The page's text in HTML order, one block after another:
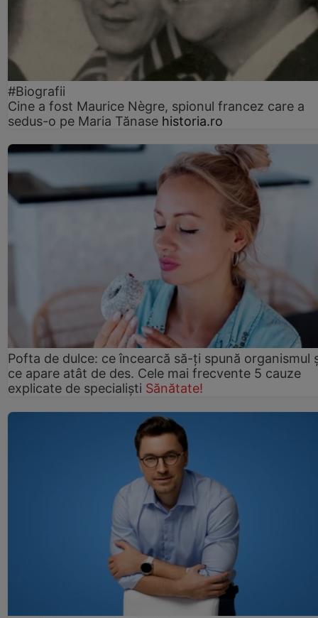
#Biografii
Cine a fost Maurice Nègre, spionul francez care a
sedus-o pe Maria Tănase historia.ro
Pofta de dulce: ce încearcă să-ți spună organismul
ce apare atât de des. Cele mai frecvente 5 cauze
explicate de specialiști Sănătate!